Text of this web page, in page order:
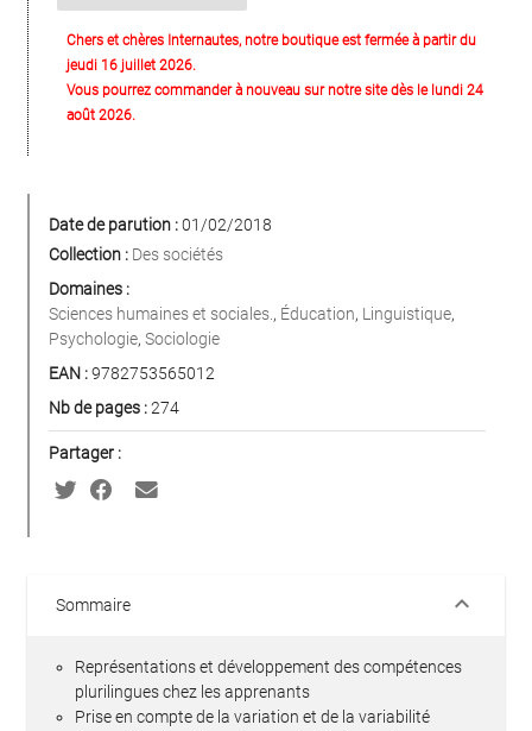
Chers et chères Internautes, notre boutique est fermée à partir du
jeudi 16 juillet 2026.
Vous pourrez commander à nouveau sur notre site dès le lundi 24
août 2026.
Date de parution :01/02/2018
Collection : Des sociétés
Domaines :
Sciences humaines et sociales., Éducation, Linguistique,
Psychologie, Sociologie
EAN :9782753565012
Nb de pages :274
Partager :
Sommaire keyboard_arrow_down
Représentations et développement des compétences
plurilingues chez les apprenants
Prise en compte de la variation et de la variabilité